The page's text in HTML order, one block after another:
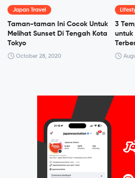
Japan Travel
Taman-taman Ini Cocok Untuk
Melihat Sunset Di Tengah Kota
Tokyo
October 28, 2020
3
untuk